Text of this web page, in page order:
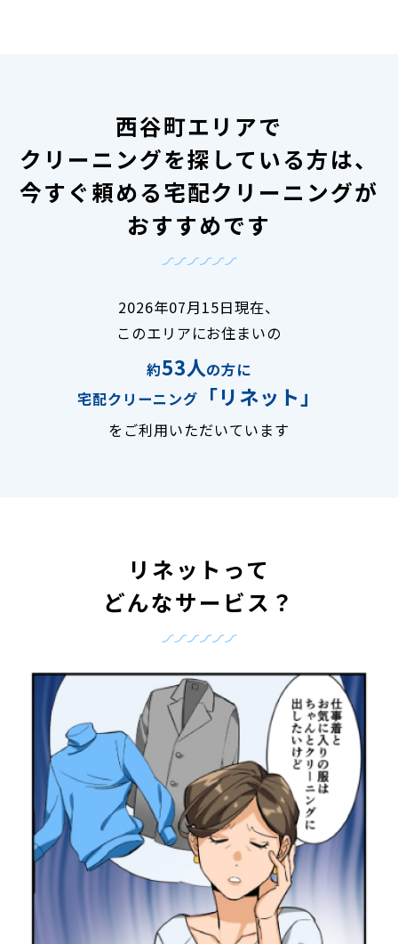
西谷町エリアで
クリーニングを探している方は、
今すぐ頼める宅配クリーニングが
おすすめです
2026年07月15日現在、
このエリアにお住まいの
約53人の方に
宅配クリーニング
「リネット」
をご利用いただいています
リネットって
どんなサービス？